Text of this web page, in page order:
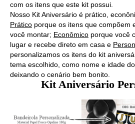
com os itens que este kit possui.
Prático porque os itens que compõem
você montar; Econômico porque você
lugar e recebe direto em casa e
personalizamos os itens do kit
tema escolhido, como nome e idade
deixando o cenário bem bonito.
Kit Aniversário